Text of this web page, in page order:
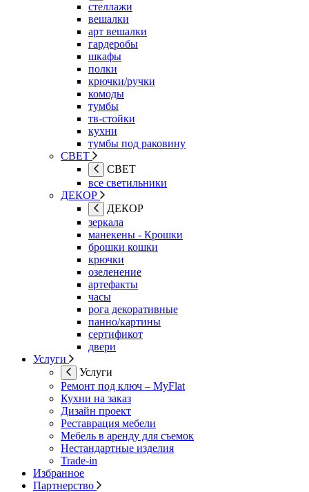
стеллажи
вешалки
арт вешалки
гардеробы
шкафы
полки
крючки/ручки
комоды
тумбы
тв-стойки
кухни
тумбы под раковину
СВЕТ
СВЕТ
все светильники
ДЕКОР
ДЕКОР
зеркала
манекены - Крошки
брошки кошки
крючки
озеленение
артефакты
часы
рога декоративные
панно/картины
сертификот
двери
Услуги
Услуги
Ремонт под ключ – MyFlat
Кухни на заказ
Дизайн проект
Реставрация мебели
Мебель в аренду для съемок
Нестандартные изделия
Trade-in
Избранное
Партнерство